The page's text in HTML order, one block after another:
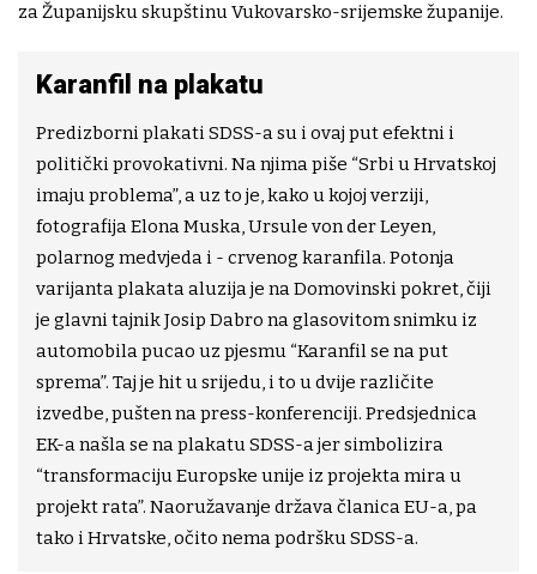
za Županijsku skupštinu Vukovarsko-srijemske županije.
Karanfil na plakatu
Predizborni plakati SDSS-a su i ovaj put efektni i
politički provokativni. Na njima piše “Srbi u Hrvatskoj
imaju problema”, a uz to je, kako u kojoj verziji,
fotografija Elona Muska, Ursule von der Leyen,
polarnog medvjeda i - crvenog karanfila. Potonja
varijanta plakata aluzija je na Domovinski pokret, čiji
je glavni tajnik Josip Dabro na glasovitom snimku iz
automobila pucao uz pjesmu “Karanfil se na put
sprema”. Taj je hit u srijedu, i to u dvije različite
izvedbe, pušten na press-konferenciji. Predsjednica
EK-a našla se na plakatu SDSS-a jer simbolizira
“transformaciju Europske unije iz projekta mira u
projekt rata”. Naoružavanje država članica EU-a, pa
tako i Hrvatske, očito nema podršku SDSS-a.